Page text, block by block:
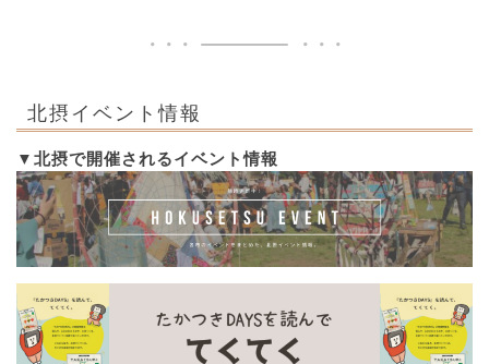
北摂イベント情報
▼北摂で開催されるイベント情報